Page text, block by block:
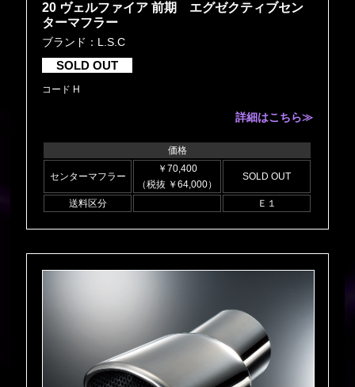
20 ヴェルファイア 前期 エグゼクティブセン
ターマフラー
ブランド：L.S.C
SOLD OUT
コード H
詳細はこちら≫
価格
センターマフラー
￥70,400
（税抜 ￥64,000）
SOLD OUT
送料区分 Ｅ１